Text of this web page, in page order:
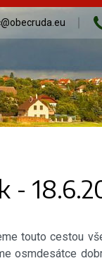
-
touto cestou
osmdesátce